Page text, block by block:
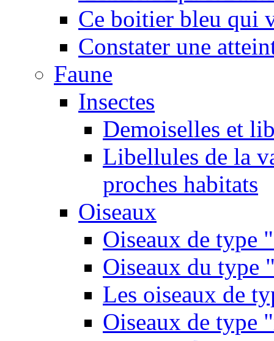
Ce boitier bleu qui
Constater une
Faune
Insectes
Demoiselles et
Libellules de la
proches habitats
Oiseaux
Oiseaux de type
Oiseaux du type
Les oiseaux de
Oiseaux de type